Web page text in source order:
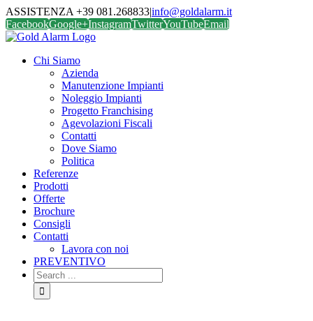
ASSISTENZA +39 081.268833|info@goldalarm.it
FacebookGoogle+InstagramTwitterYouTubeEmail
Chi Siamo
Azienda
Manutenzione Impianti
Noleggio Impianti
Progetto Franchising
Agevolazioni Fiscali
Contatti
Dove Siamo
Politica
Referenze
Prodotti
Offerte
Brochure
Consigli
Contatti
Lavora con noi
PREVENTIVO